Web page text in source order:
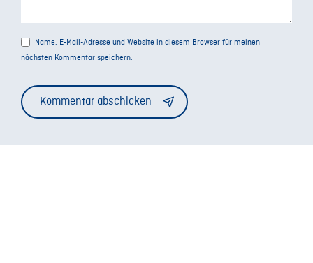
Name, E-Mail-Adresse und Website in diesem Browser für meinen
nächsten Kommentar speichern.